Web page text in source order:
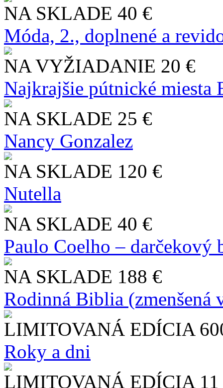
NA SKLADE 40 €
Móda, 2., doplnené a
NA VYŽIADANIE 20 €
Najkrajšie pútnické miesta
NA SKLADE 25 €
Nancy Gonzalez
NA SKLADE 120 €
Nutella
NA SKLADE 40 €
Paulo Coelho – darčekový
NA SKLADE 188 €
Rodinná Biblia (zmenšená
LIMITOVANÁ EDÍCIA
Roky a dni
LIMITOVANÁ EDÍCIA